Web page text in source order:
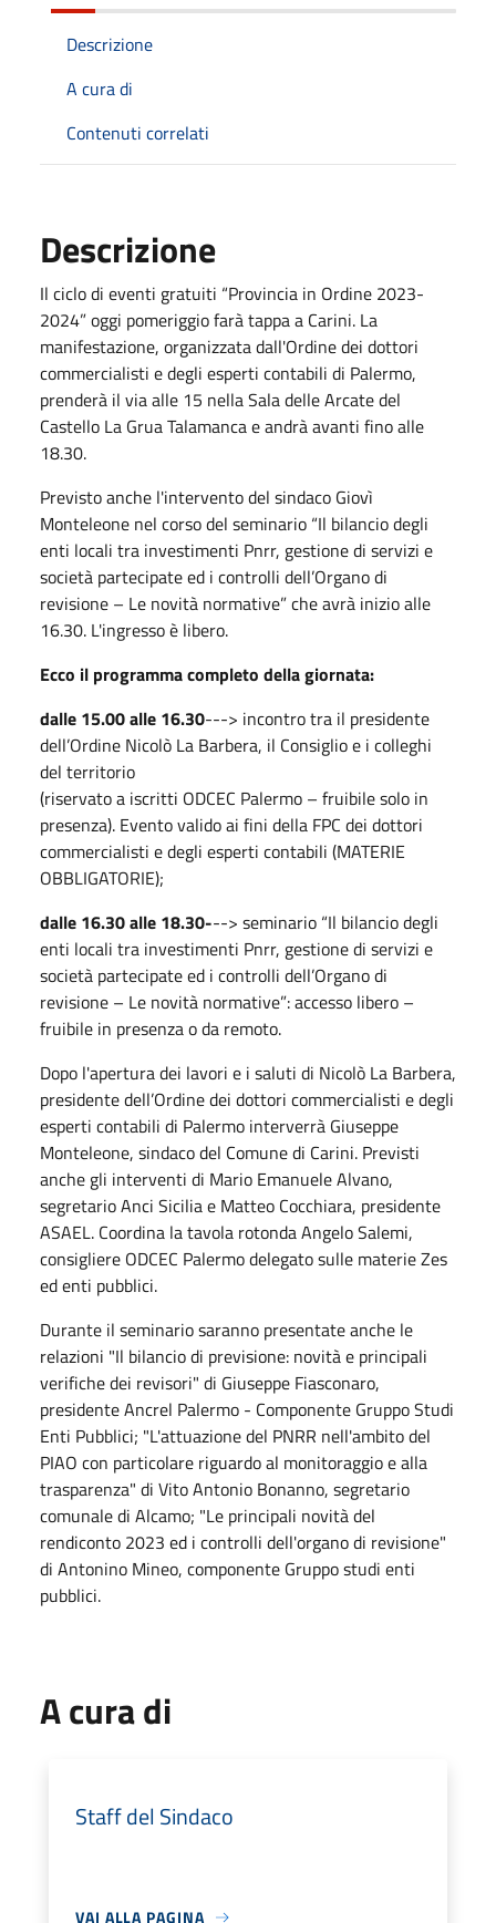
Descrizione
A cura di
Contenuti correlati
Descrizione
Il ciclo di eventi gratuiti “Provincia in Ordine 2023-
2024” oggi pomeriggio farà tappa a Carini. La
manifestazione, organizzata dall'Ordine dei dottori
commercialisti e degli esperti contabili di Palermo,
prenderà il via alle 15 nella Sala delle Arcate del
Castello La Grua Talamanca e andrà avanti fino alle
18.30.
Previsto anche l'intervento del sindaco Giovì
Monteleone nel corso del seminario “Il bilancio degli
enti locali tra investimenti Pnrr, gestione di servizi e
società partecipate ed i controlli dell’Organo di
revisione – Le novità normative” che avrà inizio alle
16.30. L'ingresso è libero.
Ecco il programma completo della giornata:
dalle 15.00 alle 16.30---> incontro tra il presidente
dell’Ordine Nicolò La Barbera, il Consiglio e i colleghi
del territorio
(riservato a iscritti ODCEC Palermo – fruibile solo in
presenza). Evento valido ai fini della FPC dei dottori
commercialisti e degli esperti contabili (MATERIE
OBBLIGATORIE);
dalle 16.30 alle 18.30---> seminario “Il bilancio degli
enti locali tra investimenti Pnrr, gestione di servizi e
società partecipate ed i controlli dell’Organo di
revisione – Le novità normative”: accesso libero –
fruibile in presenza o da remoto.
Dopo l'apertura dei lavori e i saluti di Nicolò La Barbera,
presidente dell’Ordine dei dottori commercialisti e degli
esperti contabili di Palermo interverrà Giuseppe
Monteleone, sindaco del Comune di Carini. Previsti
anche gli interventi di Mario Emanuele Alvano,
segretario Anci Sicilia e Matteo Cocchiara, presidente
ASAEL. Coordina la tavola rotonda Angelo Salemi,
consigliere ODCEC Palermo delegato sulle materie Zes
ed enti pubblici.
Durante il seminario saranno presentate anche le
relazioni "Il bilancio di previsione: novità e principali
verifiche dei revisori" di Giuseppe Fiasconaro,
presidente Ancrel Palermo - Componente Gruppo Studi
Enti Pubblici; "L'attuazione del PNRR nell'ambito del
PIAO con particolare riguardo al monitoraggio e alla
trasparenza" di Vito Antonio Bonanno, segretario
comunale di Alcamo; "Le principali novità del
rendiconto 2023 ed i controlli dell'organo di revisione"
di Antonino Mineo, componente Gruppo studi enti
pubblici.
A cura di
Staff del Sindaco
VAI ALLA PAGINA